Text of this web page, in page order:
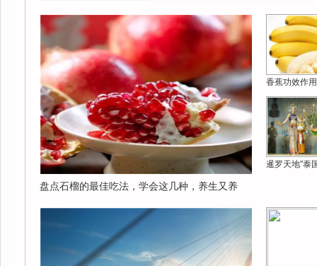
盘点石榴的最佳吃法，学会这几种，养生又养
香蕉功效作
暹罗天地"泰